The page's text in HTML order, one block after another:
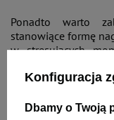
Ponadto warto
stanowiące formę
w stresujących
Konfiguracja
Dbamy o Twoją